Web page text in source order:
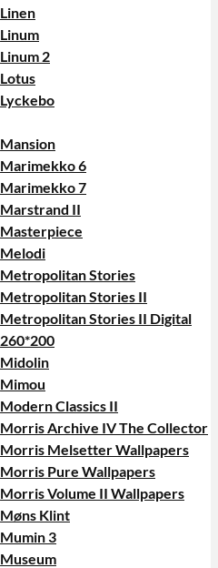
Linen
Linum
Linum 2
Lotus
Lyckebo
Mansion
Marimekko 6
Marimekko 7
Marstrand II
Masterpiece
Melodi
Metropolitan Stories
Metropolitan Stories II
Metropolitan Stories II Digital
260*200
Midolin
Mimou
Modern Classics II
Morris Archive IV The Collector
Morris Melsetter Wallpapers
Morris Pure Wallpapers
Morris Volume II Wallpapers
Møns Klint
Mumin 3
Museum